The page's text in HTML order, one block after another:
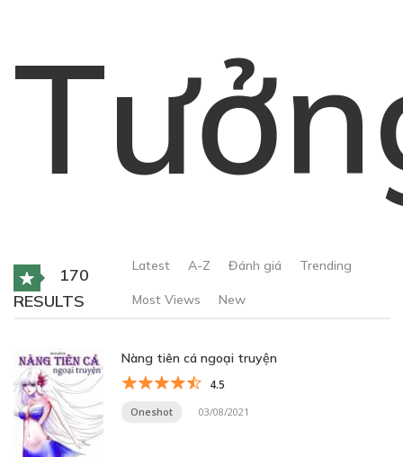
170
RESULTS
Latest A-Z Đánh giá Trending
Most Views New
Nàng tiên cá ngoại truyện
4.5
Oneshot 03/08/2021